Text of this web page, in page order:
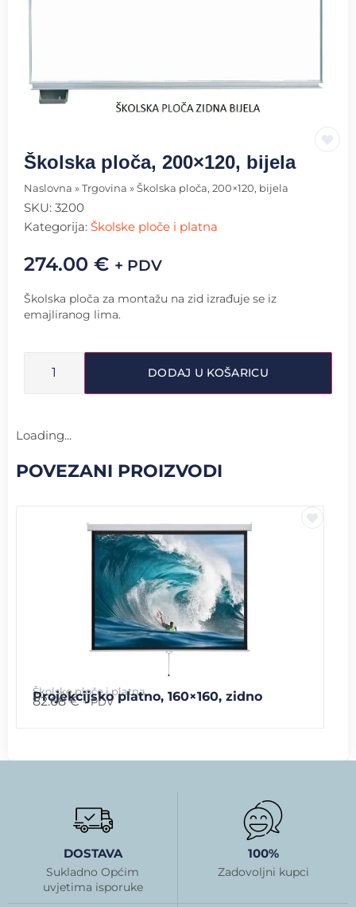
Školska ploča, 200×120, bijela
Naslovna » Trgovina » Školska ploča, 200×120, bijela
SKU: 3200
Kategorija: Školske ploče i platna
274.00 € + PDV
Školska ploča za montažu na zid izrađuje se iz
emajliranog lima.
DODAJ U KOŠARICU
Loading...
POVEZANI PROIZVODI
Školske ploče i platna
Projekcijsko platno, 160×160, zidno
82.68€ + PDV
DOSTAVA
Sukladno Općim
uvjetima isporuke
100%
Zadovoljni kupci